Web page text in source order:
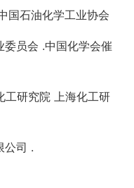
国石油化学工业协会
员会 .中国化学会催
工研究院 上海化工研
公司 .